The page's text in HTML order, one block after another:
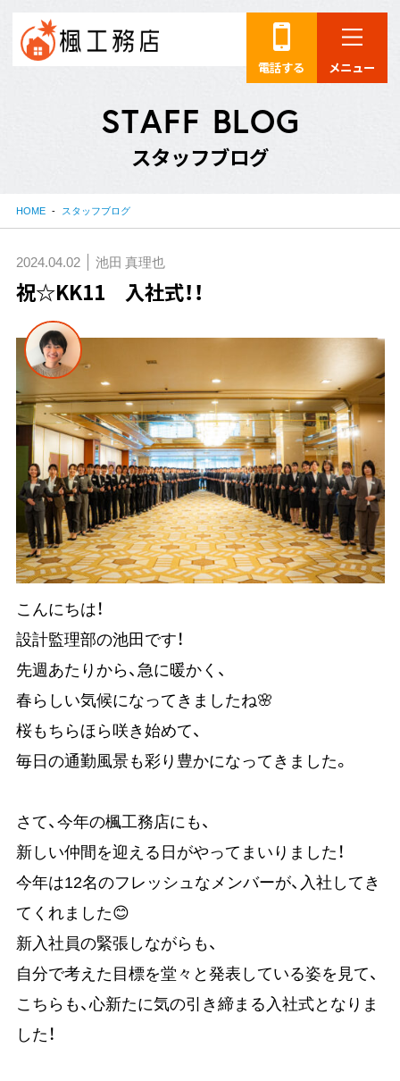
電話する メニュー
STAFF BLOG
スタッフブログ
HOME スタッフブログ
2024.04.02 池田 真理也
祝☆KK11 入社式！！
こんにちは！
設計監理部の池田です！
先週あたりから、急に暖かく、
春らしい気候になってきましたね🌸
桜もちらほら咲き始めて、
毎日の通勤風景も彩り豊かになってきました。
さて、今年の楓工務店にも、
新しい仲間を迎える日がやってまいりました！
今年は12名のフレッシュなメンバーが、入社してき
てくれました😊
新入社員の緊張しながらも、
自分で考えた目標を堂々と発表している姿を見て、
こちらも、心新たに気の引き締まる入社式となりま
した！